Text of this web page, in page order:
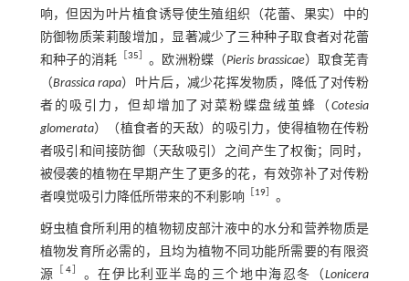
响，但因为叶片植食诱导使生殖组织（花蕾、果实）中的
防御物质茉莉酸增加，显著减少了三种种子取食者对花蕾
和种子的消耗 ［35］ 。欧洲粉蝶（Pieris brassicae）取食芜青
（Brassica rapa）叶片后，减少花挥发物质，降低了对传粉
者的吸引力，但却增加了对菜粉蝶盘绒茧蜂（Cotesia
glomerata）（植食者的天敌）的吸引力，使得植物在传粉
者吸引和间接防御（天敌吸引）之间产生了权衡；同时，
被侵袭的植物在早期产生了更多的花，有效弥补了对传粉
者嗅觉吸引力降低所带来的不利影响 ［19］ 。
蚜虫植食所利用的植物韧皮部汁液中的水分和营养物质是
植物发育所必需的，且均为植物不同功能所需要的有限资
源
［ 4］ 。在伊比利亚半岛的三个地中海忍冬（Lonicera